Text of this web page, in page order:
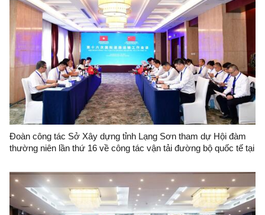
Đoàn công tác Sở Xây dựng tỉnh Lạng Sơn tham dự Hội đàm
thường niên lần thứ 16 về công tác vận tải đường bộ quốc tế tại